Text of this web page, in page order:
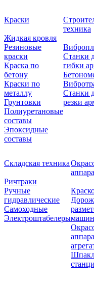
Краски
Жидкая кровля
Резиновые
краски
Краска по
бетону
Краски по
металлу
Грунтовки
Полиуретановые
составы
Эпоксидные
составы
техника
Станки
гибки
Станки
резки
Складская техника
Ричтраки
Ручные
гидравлические
Самоходные
Электроштабелеры